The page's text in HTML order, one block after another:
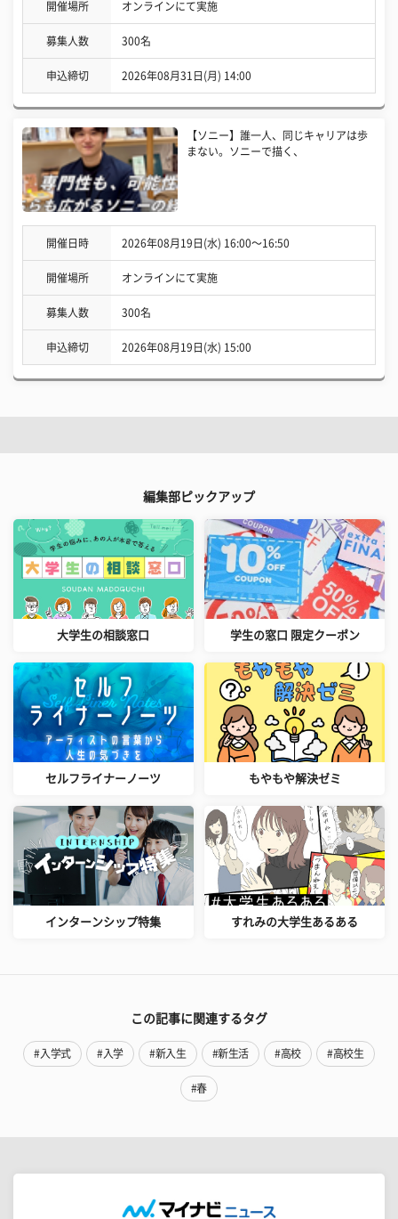
開催場所 オンラインにて実施
募集人数 300名
申込締切 2026年08月31日(月) 14:00
【ソニー】誰一人、同じキャリアは歩
まない。ソニーで描く、
開催日時 2026年08月19日(水) 16:00〜16:50
開催場所 オンラインにて実施
募集人数 300名
申込締切 2026年08月19日(水) 15:00
編集部ピックアップ
大学生の相談窓口 学生の窓口 限定クーポン
セルフライナーノーツ もやもや解決ゼミ
インターンシップ特集 すれみの大学生あるある
この記事に関連するタグ
#入学式 #入学 #新入生 #新生活 #高校 #高校生
#春